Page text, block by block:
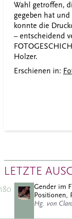
Wahl getroffen,
gegeben hat
konnte die
– entscheidend
Holzer.
Erschienen in:
LETZTE
180
Gender im
Positionen,
Hg. von